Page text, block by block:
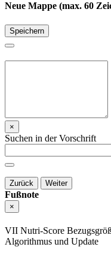
Neue Mappe (max. 60
Speichern
×
Suchen in der Vorschrift
Zurück Weiter
Fußnote
×
VII Nutri-Score
Algorithmus und Update